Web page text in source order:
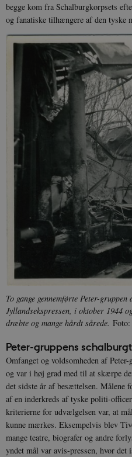
begge kom fra Schalburgkorpsets
og fanatiske tilhængere af den tyske
To gange gennemførte Peter-
Jyllandsekspressen, i oktober 1944
dræbte og mange hårdt sårede.
Peter-gruppens
Omfanget og voldsomheden af
og var i høj grad med til at skærpe
det sidste år af besættelsen. Målene
af en inderkreds af tyske politi-
kriterierne for udvælgelsen var, at
kunne mærkes. Eksempelvis blev
mange teatre, biografer og andre
yndet mål var avis-pressen, hvor